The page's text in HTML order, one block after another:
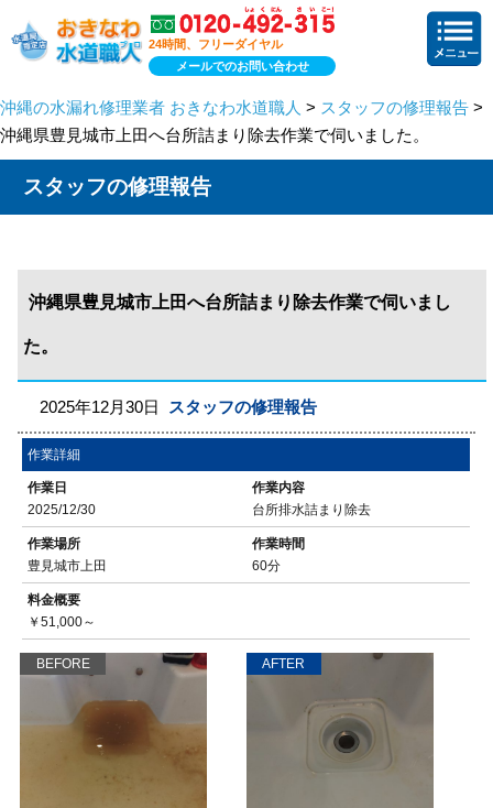
24時間、フリーダイヤル
メールでのお問い合わせ
沖縄の水漏れ修理業者 おきなわ水道職人 > スタッフの修理報告 >
沖縄県豊見城市上田へ台所詰まり除去作業で伺いました。
スタッフの修理報告
沖縄県豊見城市上田へ台所詰まり除去作業で伺いまし
た。
2025年12月30日 スタッフの修理報告
作業詳細
作業日
2025/12/30
作業内容
台所排水詰まり除去
作業場所
豊見城市上田
作業時間
60分
料金概要
￥51,000～
BEFORE AFTER